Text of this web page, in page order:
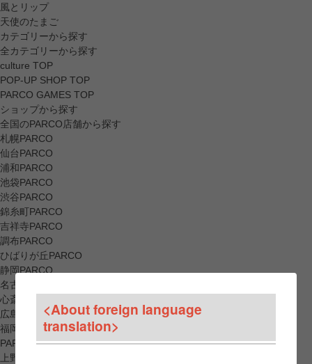
風とリップ
天使のたまご
カテゴリーから探す
全カテゴリーから探す
culture TOP
POP-UP SHOP TOP
PARCO GAMES TOP
ショップから探す
全国のPARCO店舗から探す
札幌PARCO
仙台PARCO
浦和PARCO
池袋PARCO
渋谷PARCO
錦糸町PARCO
吉祥寺PARCO
調布PARCO
ひばりが丘PARCO
静岡PARCO
名古屋PARCO
心斎橋PARCO
広島PARCO
福岡PARCO
PARCO_ya
上野
<About foreign language
translation>